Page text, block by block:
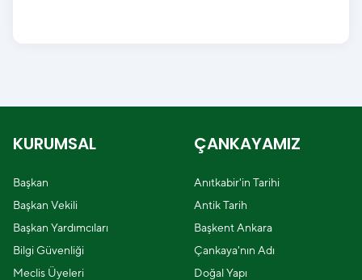
KURUMSAL
Başkan
Başkan Vekili
Başkan Yardımcıları
Bilgi Güvenliği
Meclis Üyeleri
ÇANKAYAMIZ
Anıtkabir'in Tarihi
Antik Tarih
Başkent Ankara
Çankaya'nın Adı
Doğal Yapı